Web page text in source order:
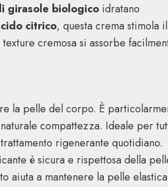
girasole biologicoidratano
citrico, questa crema stimola il
cremosa si assorbe
la pelle del corpo. È
compattezza. Ideale per
rigenerante quotidiano.
è sicura e rispettosa della
aiuta a mantenere la pelle